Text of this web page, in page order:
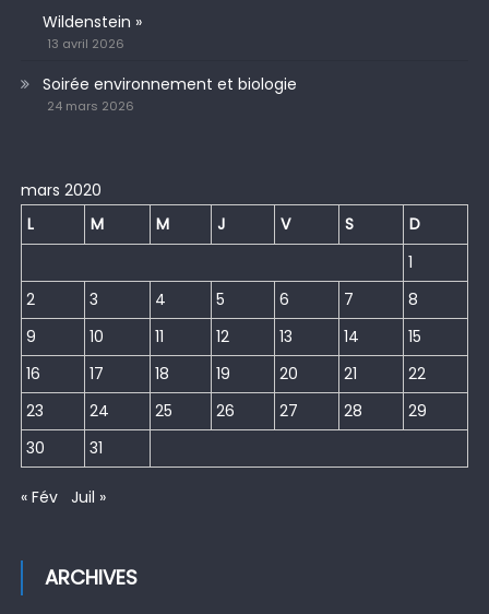
Wildenstein »
13 avril 2026
Soirée environnement et biologie
24 mars 2026
mars 2020
L
M M J V S
D
1
2
3 4 5 6 7
8
9
10 11 12 13 14
15
16
17 18 19 20 21
22
23
24 25 26 27 28
29
30
31
« Fév Juil »
ARCHIVES